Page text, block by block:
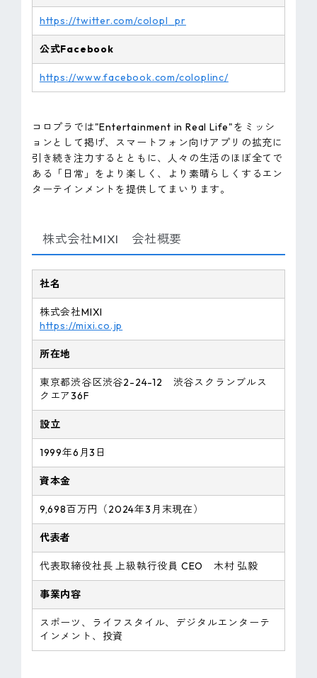
https://twitter.com/colopl_pr
公式Facebook
https://www.facebook.com/coloplinc/
コロプラでは"Entertainment in Real Life"をミッシ
ョンとして掲げ、スマートフォン向けアプリの拡充に
引き続き注力するとともに、人々の生活のほぼ全てで
ある「日常」をより楽しく、より素晴らしくするエン
ターテインメントを提供してまいります。
株式会社MIXI 会社概要
社名
株式会社MIXI
https://mixi.co.jp
所在地
東京都渋谷区渋谷2-24-12 渋谷スクランブルス
クエア36F
設立
1999年6月3日
資本金
9,698百万円（2024年3月末現在）
代表者
代表取締役社長 上級執行役員 CEO 木村 弘毅
事業内容
スポーツ、ライフスタイル、デジタルエンターテ
インメント、投資